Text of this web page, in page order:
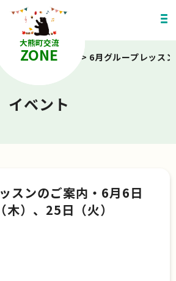
大熊町交流
ZONE
ント>linkる大熊 > 6月グループレッス
イベント
スンのご案内・6月6日
木）、25日（火）